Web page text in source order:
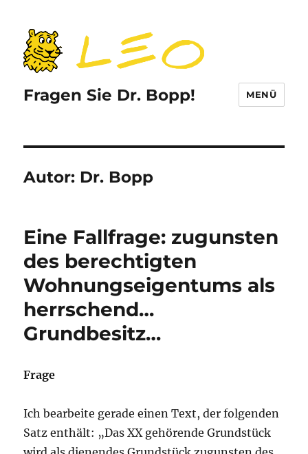
Fragen Sie Dr. Bopp! MENÜ
Autor: Dr. Bopp
Eine Fallfrage: zugunsten
des berechtigten
Wohnungseigentums als
herrschend…
Grundbesitz…
Frage
Ich bearbeite gerade einen Text, der folgenden
Satz enthält: „Das XX gehörende Grundstück